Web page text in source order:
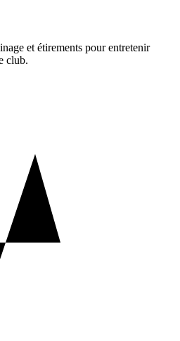
et étirements pour entretenir
club.